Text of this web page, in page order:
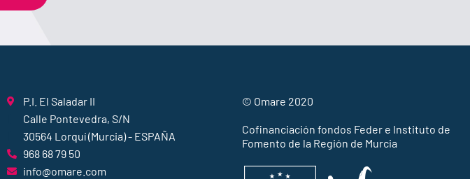
P.I. El Saladar II
Calle Pontevedra, S/N
30564 Lorquí (Murcia) - ESPAÑA
968 68 79 50
info@omare.com
© Omare 2020
Cofinanciación fondos Feder e Instituto de
Fomento de la Región de Murcia